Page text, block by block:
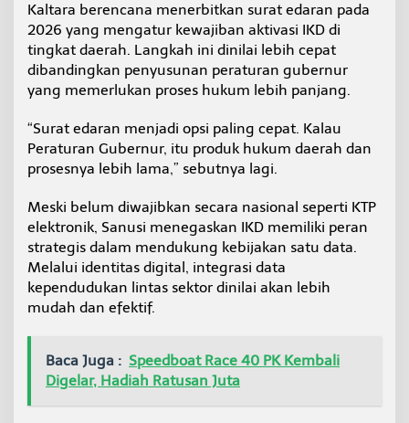
Kaltara berencana menerbitkan surat edaran pada
2026 yang mengatur kewajiban aktivasi IKD di
tingkat daerah. Langkah ini dinilai lebih cepat
dibandingkan penyusunan peraturan gubernur
yang memerlukan proses hukum lebih panjang.
“Surat edaran menjadi opsi paling cepat. Kalau
Peraturan Gubernur, itu produk hukum daerah dan
prosesnya lebih lama,” sebutnya lagi.
Meski belum diwajibkan secara nasional seperti KTP
elektronik, Sanusi menegaskan IKD memiliki peran
strategis dalam mendukung kebijakan satu data.
Melalui identitas digital, integrasi data
kependudukan lintas sektor dinilai akan lebih
mudah dan efektif.
Baca Juga : Speedboat Race 40 PK Kembali
Digelar, Hadiah Ratusan Juta